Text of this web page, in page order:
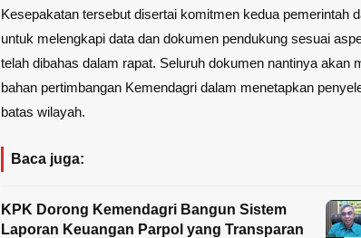
Kesepakatan tersebut disertai komitmen kedua pemerintah
untuk melengkapi data dan dokumen pendukung sesuai
telah dibahas dalam rapat. Seluruh dokumen nantinya akan
bahan pertimbangan Kemendagri dalam menetapkan
batas wilayah.
Baca juga:
KPK Dorong Kemendagri Bangun Sistem
Laporan Keuangan Parpol yang Transparan